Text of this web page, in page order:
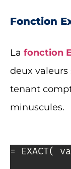
Fonction
La fonction
deux
tenant
minuscules.
= EXACT(